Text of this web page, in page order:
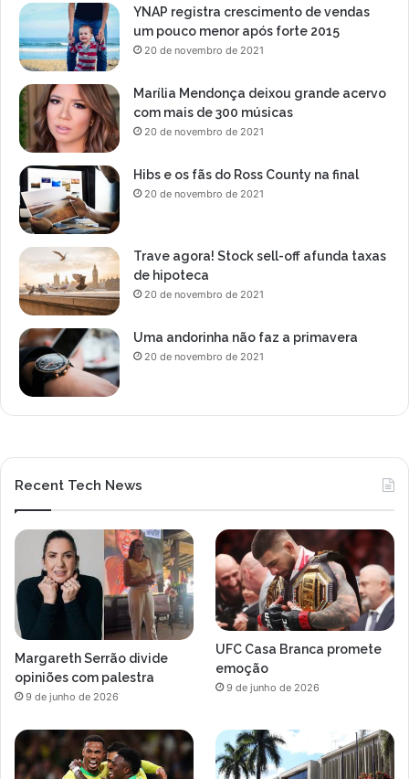
YNAP registra crescimento de vendas
um pouco menor após forte 2015
20 de novembro de 2021
Marília Mendonça deixou grande acervo
com mais de 300 músicas
20 de novembro de 2021
Hibs e os fãs do Ross County na final
20 de novembro de 2021
Trave agora! Stock sell-off afunda taxas
de hipoteca
20 de novembro de 2021
Uma andorinha não faz a primavera
20 de novembro de 2021
Recent Tech News
Margareth Serrão divide
opiniões com palestra
9 de junho de 2026
UFC Casa Branca promete
emoção
9 de junho de 2026